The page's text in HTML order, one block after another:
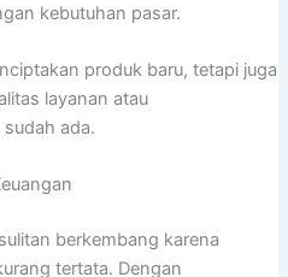
kebutuhan pasar.
produk baru, tetapi juga
layanan atau
ada.
berkembang karena
tertata. Dengan